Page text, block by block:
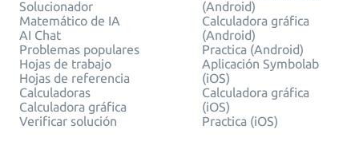
Solucionador
Matemático de IA
AI Chat
Problemas populares
Hojas de trabajo
Hojas de referencia
Calculadoras
Calculadora gráfica
Verificar solución
(Android)
Calculadora gráfica
(Android)
Practica (Android)
Aplicación Symbolab
(iOS)
Calculadora gráfica
(iOS)
Practica (iOS)